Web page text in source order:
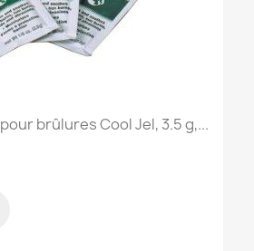
brûlures Cool Jel, 3.5 g,...